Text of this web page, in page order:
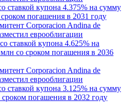
ставкой купона 4.375% на сумму
погашения в 2031 году
Corporacion Andina de
еврооблигации
ставкой купона 4.625% на
со сроком погашения в 2036
Corporacion Andina de
еврооблигации
ставкой купона 3.125% на сумму
погашения в 2032 году